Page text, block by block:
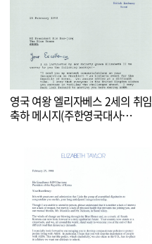
영국 여왕 엘리자베스 2세의 취임
축하 메시지(주한영국대사